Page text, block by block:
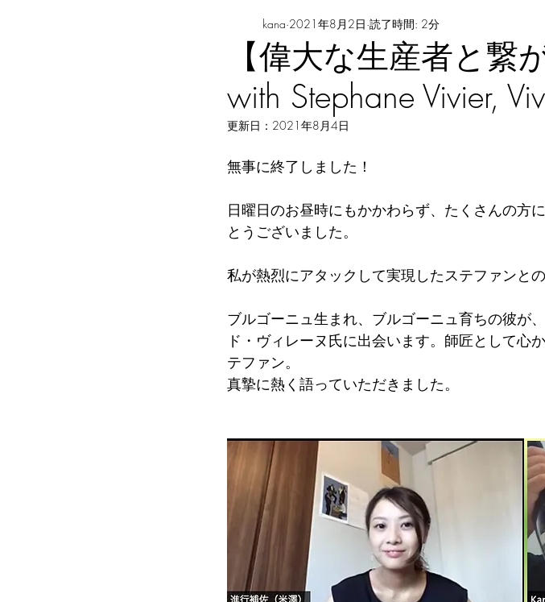
【偉大な生産者と繋
with Stephane Vivier,
kana 2021年8月2日 読了時間: 2分
更新日： 2021年8月4日
無事に終了しました！
日曜日のお昼時にもかかわらず、たくさんの方
とうございました。
私が熱烈にアタックして実現したステファンとの
ブルゴーニュ生まれ、ブルゴーニュ育ちの彼が
ド・ヴィレーヌ氏に出会います。師匠として心
テファン。
真摯に熱く語っていただきました。